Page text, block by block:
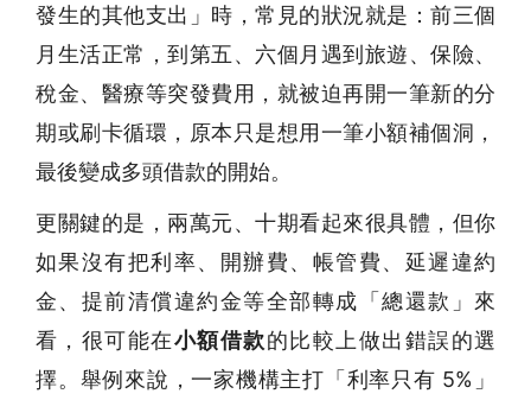
發生的其他支出」時，常見的狀況就是：前三個
月生活正常，到第五、六個月遇到旅遊、保險、
稅金、醫療等突發費用，就被迫再開一筆新的分
期或刷卡循環，原本只是想用一筆小額補個洞，
最後變成多頭借款的開始。
更關鍵的是，兩萬元、十期看起來很具體，但你
如果沒有把利率、開辦費、帳管費、延遲違約
金、提前清償違約金等全部轉成「總還款」來
看，很可能在小額借款的比較上做出錯誤的選
擇。舉例來說，一家機構主打「利率只有 5%」